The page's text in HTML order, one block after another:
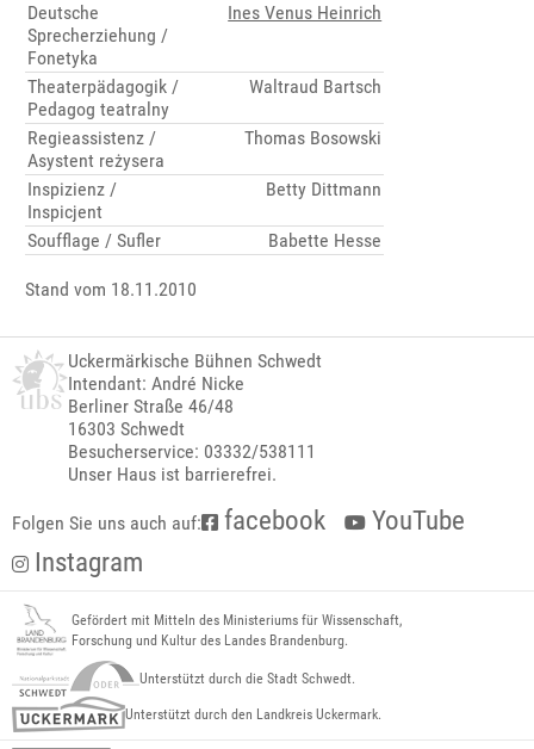
Deutsche
Sprecherziehung /
Fonetyka
Ines Venus Heinrich
Theaterpädagogik /
Pedagog teatralny
Waltraud Bartsch
Regieassistenz /
Asystent reżysera
Thomas Bosowski
Inspizienz /
Inspicjent
Betty Dittmann
Soufflage / Sufler Babette Hesse
Stand vom 18.11.2010
Uckermärkische Bühnen Schwedt
Intendant: André Nicke
Berliner Straße 46/48
16303 Schwedt
Besucherservice: 03332/538111
Unser Haus ist barrierefrei.
Folgen Sie uns auch auf: facebook
YouTube
Instagram
Gefördert mit Mitteln des Ministeriums für Wissenschaft,
Forschung und Kultur des Landes Brandenburg.
Unterstützt durch die Stadt Schwedt.
Unterstützt durch den Landkreis Uckermark.